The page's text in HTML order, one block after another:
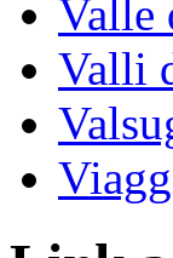
Valle
Valli